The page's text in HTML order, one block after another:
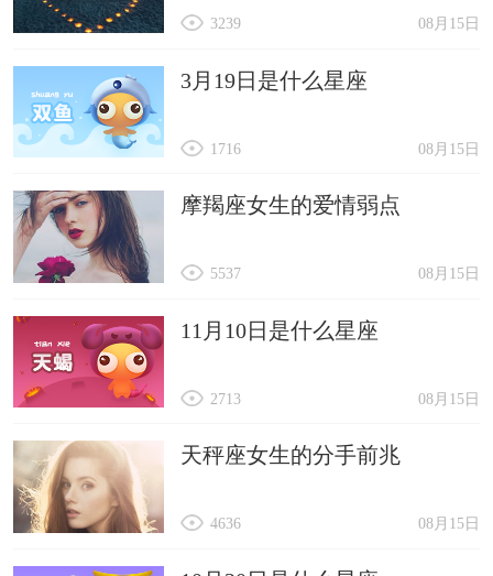
08月15日
3239
3月19日是什么星座
08月15日
1716
摩羯座女生的爱情弱点
08月15日
5537
11月10日是什么星座
08月15日
2713
天秤座女生的分手前兆
08月15日
4636